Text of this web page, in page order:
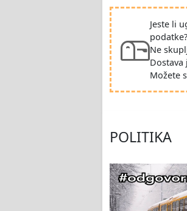
Jeste li
podatke?
Ne
Možete
POLITIKA